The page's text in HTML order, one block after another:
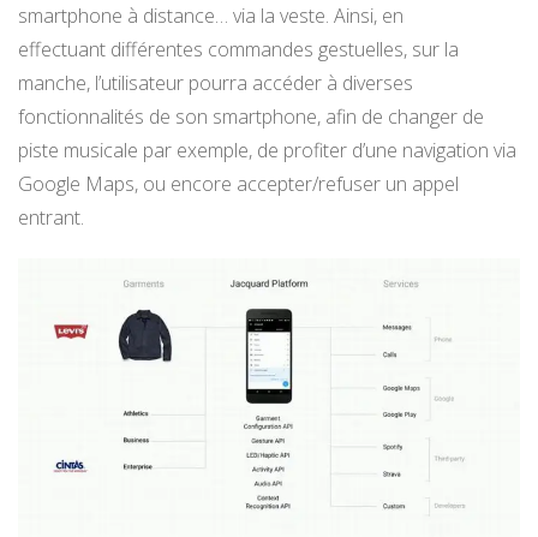
smartphone à distance… via la veste. Ainsi, en
effectuant différentes commandes gestuelles, sur la
manche, l’utilisateur pourra accéder à diverses
fonctionnalités de son smartphone, afin de changer de
piste musicale par exemple, de profiter d’une navigation via
Google Maps, ou encore accepter/refuser un appel
entrant.